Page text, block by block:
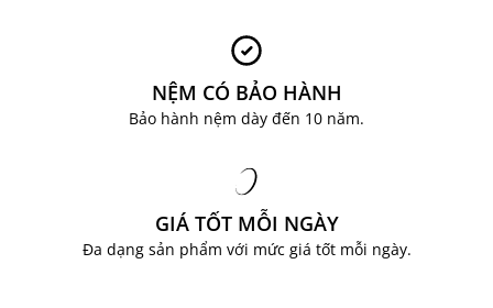
NỆM CÓ BẢO HÀNH
Bảo hành nệm dày đến 10 năm.
GIÁ TỐT MỖI NGÀY
Đa dạng sản phẩm với mức giá tốt mỗi ngày.